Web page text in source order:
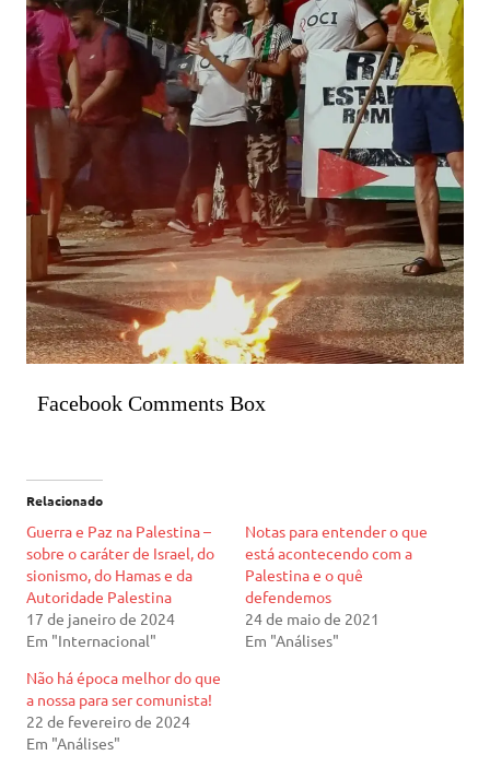
Facebook Comments Box
Relacionado
Guerra e Paz na Palestina –
sobre o caráter de Israel, do
sionismo, do Hamas e da
Autoridade Palestina
17 de janeiro de 2024
Em "Internacional"
Notas para entender o que
está acontecendo com a
Palestina e o quê
defendemos
24 de maio de 2021
Em "Análises"
Não há época melhor do que
a nossa para ser comunista!
22 de fevereiro de 2024
Em "Análises"